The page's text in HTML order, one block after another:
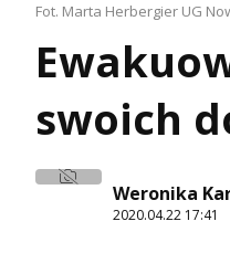
Fot. Marta Herbergier UG
swoich
Weronika
2020.04.22 17:41